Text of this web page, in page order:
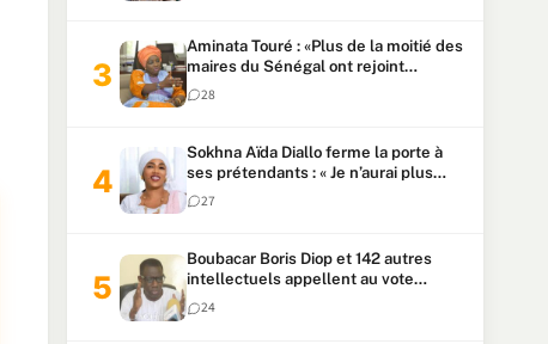
Aminata Touré : «Plus de la moitié des
maires du Sénégal ont rejoint
Kiiraay»
28
Sokhna Aïda Diallo ferme la porte à
ses prétendants : « Je n’aurai plus
jamais un autre mari »
27
Boubacar Boris Diop et 142 autres
intellectuels appellent au vote
urgent de la révision
constitutionnelle
24